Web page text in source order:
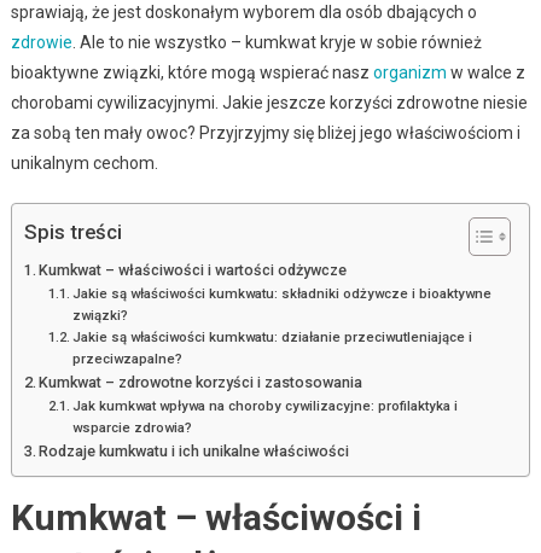
sprawiają, że jest doskonałym wyborem dla osób dbających o
zdrowie . Ale to nie wszystko – kumkwat kryje w sobie również
bioaktywne związki, które mogą wspierać nasz organizm w walce z
chorobami cywilizacyjnymi. Jakie jeszcze korzyści zdrowotne niesie
za sobą ten mały owoc? Przyjrzyjmy się bliżej jego właściwościom i
unikalnym cechom.
Spis treści
Kumkwat – właściwości i wartości odżywcze
Jakie są właściwości kumkwatu: składniki odżywcze i bioaktywne
związki?
Jakie są właściwości kumkwatu: działanie przeciwutleniające i
przeciwzapalne?
Kumkwat – zdrowotne korzyści i zastosowania
Jak kumkwat wpływa na choroby cywilizacyjne: profilaktyka i
wsparcie zdrowia?
Rodzaje kumkwatu i ich unikalne właściwości
Kumkwat – właściwości i